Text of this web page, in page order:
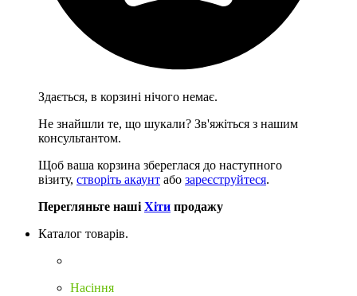
Здається, в корзині нічого немає.
Не знайшли те, що шукали? Зв'яжіться з нашим
консультантом.
Щоб ваша корзина збереглася до наступного
візиту, створіть акаунт або зареєструйтеся.
Перегляньте наші Хіти продажу
Каталог товарів.
Насіння